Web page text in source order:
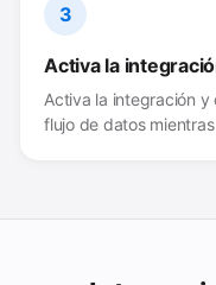
3
Activa la
Activa la integración y
flujo de datos